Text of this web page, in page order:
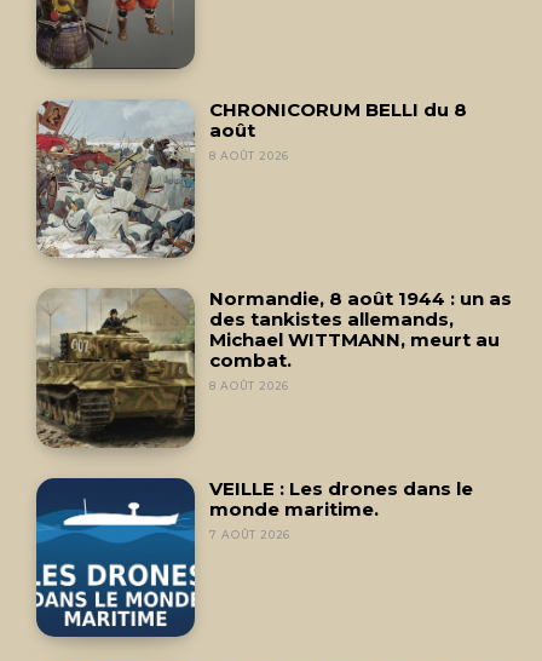
CHRONICORUM BELLI du 8
août
8 AOÛT 2026
Normandie, 8 août 1944 : un as
des tankistes allemands,
Michael WITTMANN, meurt au
combat.
8 AOÛT 2026
VEILLE : Les drones dans le
monde maritime.
7 AOÛT 2026